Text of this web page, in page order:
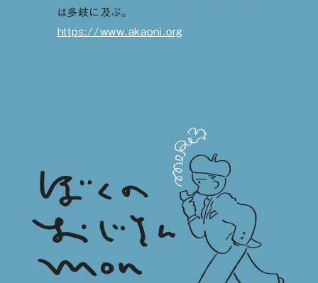
は多岐に及ぶ。
https://www.akaoni.org